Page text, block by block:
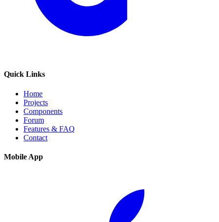
Quick Links
Home
Projects
Components
Forum
Features & FAQ
Contact
Mobile App